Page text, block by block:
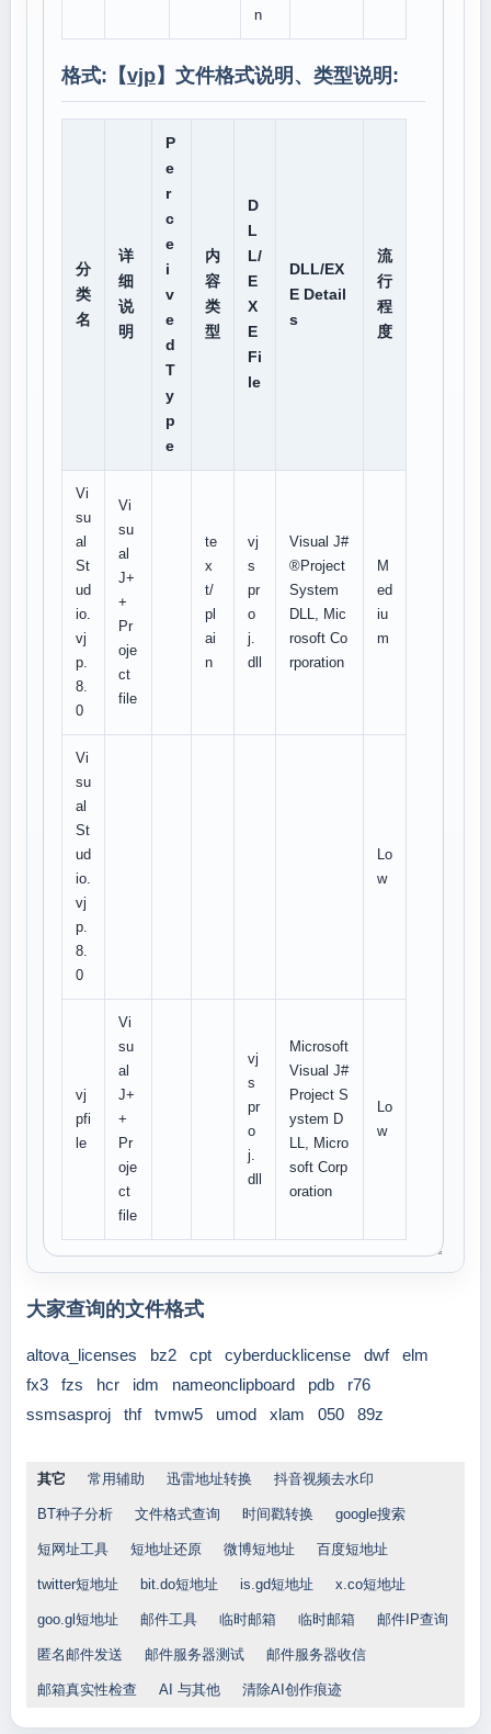
n
格式:【vjp】文件格式说明、类型说明:
分
类
名
详
细
说
明
P
e
r
c
e
i
v
e
d
T
y
p
e
内
容
类
型
D
L
L/
E
X
E
Fi
le
DLL/EX
E Detail
s
流
行
程
度
Vi
su
al
St
ud
io.
vj
p.
8.
0
Vi
su
al
J+
+
Pr
oje
ct
file
te
x
t/
pl
ai
n
vj
s
pr
o
j.
dll
Visual J#
®Project
System
DLL, Mic
rosoft Co
rporation
M
ed
iu
m
Vi
su
al
St
ud
io.
vj
p.
8.
0
Lo
w
vj
pfi
le
Vi
su
al
J+
+
Pr
oje
ct
file
vj
s
pr
o
j.
dll
Microsoft
Visual J#
Project S
ystem D
LL, Micro
soft Corp
oration
Lo
w
大家查询的文件格式
altova_licenses bz2 cpt cyberducklicense dwf
elm
fx3
fzs hcr idm nameonclipboard pdb
r76
ssmsasproj
thf tvmw5 umod xlam 050 89z
其它 常用辅助 迅雷地址转换 抖音视频去水印
BT种子分析 文件格式查询 时间戳转换 google搜索
短网址工具 短地址还原 微博短地址 百度短地址
twitter短地址 bit.do短地址 is.gd短地址 x.co短地址
goo.gl短地址 邮件工具 临时邮箱 临时邮箱 邮件IP查询
匿名邮件发送 邮件服务器测试 邮件服务器收信
邮箱真实性检查 AI 与其他 清除AI创作痕迹